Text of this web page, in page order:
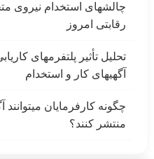
چالشهای استخدام نیروی
رقابتی امروز
تحلیل تأثیر پلتفرمهای
آگهیهای کار و استخدام
چگونه کارفرمایان
منتشر کنند؟